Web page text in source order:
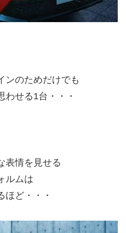
ンのためだけでも
わせる1台・・・
表情を見せる
ルムは
ほど・・・